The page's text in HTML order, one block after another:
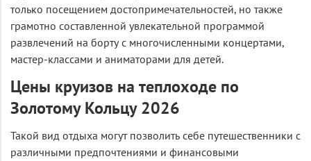
только посещением достопримечательностей, но также
грамотно составленной увлекательной программой
развлечений на борту с многочисленными концертами,
мастер-классами и аниматорами для детей.
Цены круизов на теплоходе по
Золотому Кольцу 2026
Такой вид отдыха могут позволить себе путешественники с
различными предпочтениями и финансовыми